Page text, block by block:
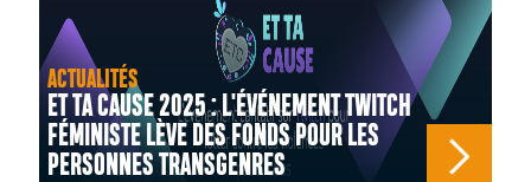
ACTUALITÉS
ET TA CAUSE 2025 : L'ÉVÉNEMENT TWITCH
FÉMINISTE LÈVE DES FONDS POUR LES
PERSONNES TRANSGENRES